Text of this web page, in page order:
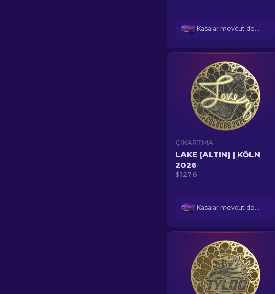
Kasalar mevcut değil
ÇIKARTMA
LAKE (ALTIN) | KÖLN
2026
$127.6
Kasalar mevcut değil